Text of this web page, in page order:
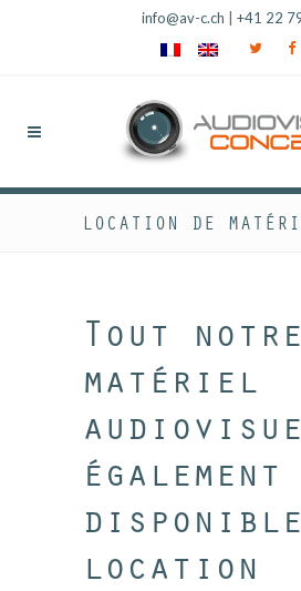
info@av-c.ch +41 22
LOCATION DE
Tout notre
matériel
également
location